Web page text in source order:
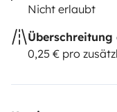
Nicht erlaubt
0,25 € pro